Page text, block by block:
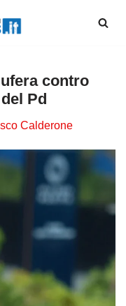
contro
Pd
Calderone